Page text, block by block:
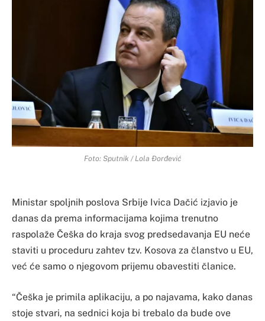
Foto: Sputnik / Lola Đorđević
Ministar spoljnih poslova Srbije Ivica Dačić izjavio je
danas da prema informacijama kojima trenutno
raspolaže Češka do kraja svog predsedavanja EU neće
staviti u proceduru zahtev tzv. Kosova za članstvo u EU,
već će samo o njegovom prijemu obavestiti članice.
“Češka je primila aplikaciju, a po najavama, kako danas
stoje stvari, na sednici koja bi trebalo da bude ove